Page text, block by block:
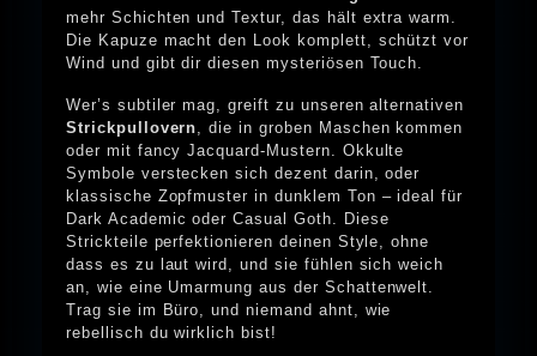
mehr Schichten und Textur, das hält extra warm.
Die Kapuze macht den Look komplett, schützt vor
Wind und gibt dir diesen mysteriösen Touch.
Wer’s subtiler mag, greift zu unseren alternativen
Strickpullovern , die in groben Maschen kommen
oder mit fancy Jacquard-Mustern. Okkulte
Symbole verstecken sich dezent darin, oder
klassische Zopfmuster in dunklem Ton – ideal für
Dark Academic oder Casual Goth. Diese
Strickteile perfektionieren deinen Style, ohne
dass es zu laut wird, und sie fühlen sich weich
an, wie eine Umarmung aus der Schattenwelt.
Trag sie im Büro, und niemand ahnt, wie
rebellisch du wirklich bist!